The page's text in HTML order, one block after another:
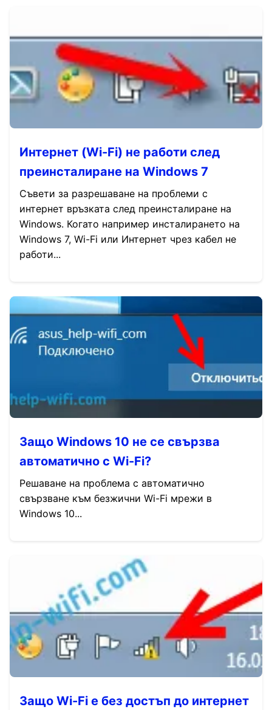
Интернет (Wi-Fi) не работи след
преинсталиране на Windows 7
Съвети за разрешаване на проблеми с
интернет връзката след преинсталиране на
Windows. Когато например инсталирането на
Windows 7, Wi-Fi или Интернет чрез кабел не
работи...
Защо Windows 10 не се свързва
автоматично с Wi-Fi?
Решаване на проблема с автоматично
свързване към безжични Wi-Fi мрежи в
Windows 10...
Защо Wi-Fi е без достъп до интернет